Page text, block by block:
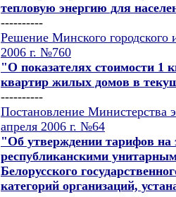
тепловую энергию для
----------
Решение Минского городского
2006 г. №760
"О показателях стоимости 1
квартир жилых домов в
----------
Постановление Министерства
апреля 2006 г. №64
"Об утверждении тарифов на
республиканскими
Белорусского
категорий организаций,